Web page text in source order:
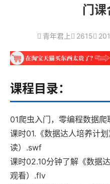
门课
青年君上 2615
课程目录：
01爬虫入门，零编程数据爬
课时01.《数据达人培养计
读）.swf
课时02.10分钟了解《数据
观看）.flv